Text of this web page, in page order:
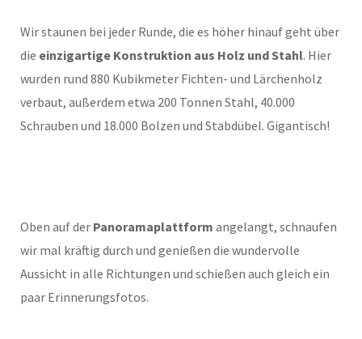
Wir staunen bei jeder Runde, die es höher hinauf geht über
die einzigartige Konstruktion aus Holz und Stahl. Hier
wurden rund 880 Kubikmeter Fichten- und Lärchenholz
verbaut, außerdem etwa 200 Tonnen Stahl, 40.000
Schrauben und 18.000 Bolzen und Stabdübel. Gigantisch!
Oben auf der Panoramaplattform angelangt, schnaufen
wir mal kräftig durch und genießen die wundervolle
Aussicht in alle Richtungen und schießen auch gleich ein
paar Erinnerungsfotos.